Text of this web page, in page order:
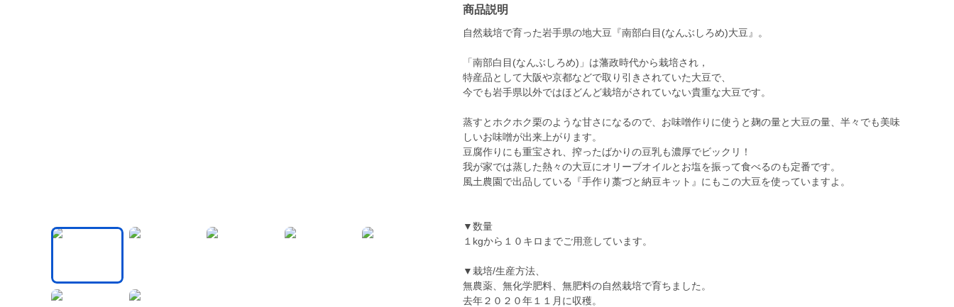
商品説明
自然栽培で育った岩手県の地大豆『南部白目(なんぶしろめ)大豆』。
「南部白目(なんぶしろめ)」は藩政時代から栽培され，
特産品として大阪や京都などで取り引きされていた大豆で、
今でも岩手県以外ではほどんど栽培がされていない貴重な大豆です。
蒸すとホクホク栗のような甘さになるので、お味噌作りに使うと麹の量と大豆の量、半々でも美味
しいお味噌が出来上がります。
豆腐作りにも重宝され、搾ったばかりの豆乳も濃厚でビックリ！
我が家では蒸した熱々の大豆にオリーブオイルとお塩を振って食べるのも定番です。
風土農園で出品している『手作り藁づと納豆キット』にもこの大豆を使っていますよ。
▼数量
１kgから１０キロまでご用意しています。
▼栽培/生産方法、
無農薬、無化学肥料、無肥料の自然栽培で育ちました。
去年２０２０年１１月に収穫。